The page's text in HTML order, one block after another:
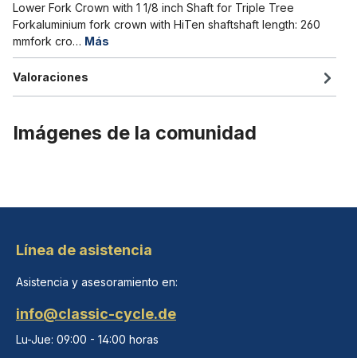
Lower Fork Crown with 1 1/8 inch Shaft for Triple Tree
Forkaluminium fork crown with HiTen shaftshaft length: 260
mmfork cro… Más
Valoraciones
Imágenes de la comunidad
Línea de asistencia
Asistencia y asesoramiento en:
info@classic-cycle.de
Lu-Jue: 09:00 - 14:00 horas